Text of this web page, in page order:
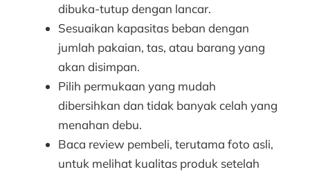
dibuka-tutup dengan lancar.
Sesuaikan kapasitas beban dengan
jumlah pakaian, tas, atau barang yang
akan disimpan.
Pilih permukaan yang mudah
dibersihkan dan tidak banyak celah yang
menahan debu.
Baca review pembeli, terutama foto asli,
untuk melihat kualitas produk setelah